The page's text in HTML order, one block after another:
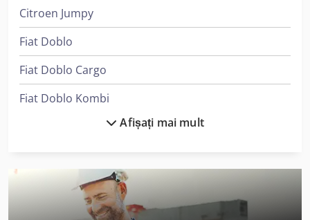
Citroen Jumpy
Fiat Doblo
Fiat Doblo Cargo
Fiat Doblo Kombi
Fiat Ducato 30
Fiat Ducato Maxi
Afișați mai mult